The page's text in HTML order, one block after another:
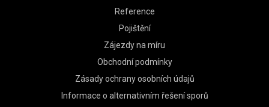
Reference
Pojištění
Zájezdy na míru
Obchodní podmínky
Zásady ochrany osobních údajů
Informace o alternativním řešení sporů